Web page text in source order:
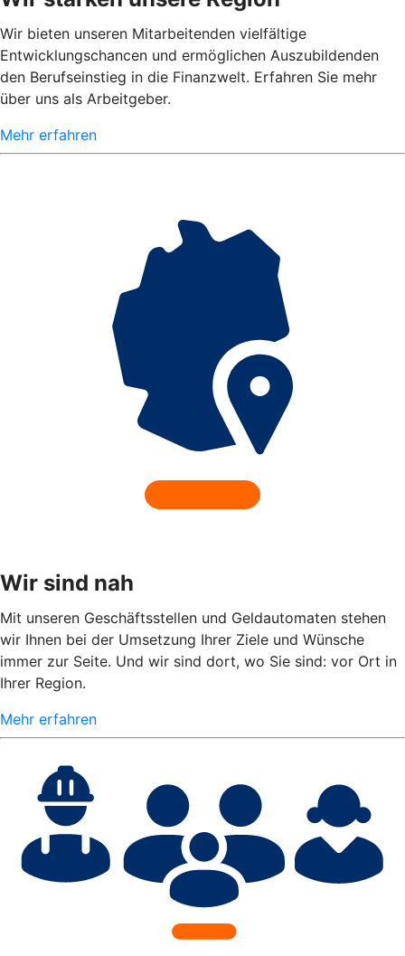
Wir bieten unseren Mitarbeitenden vielfältige
Entwicklungschancen und ermöglichen Auszubildenden
den Berufseinstieg in die Finanzwelt. Erfahren Sie mehr
über uns als Arbeitgeber.
Mehr erfahren
Wir sind nah
Mit unseren Geschäftsstellen und Geldautomaten stehen
wir Ihnen bei der Umsetzung Ihrer Ziele und Wünsche
immer zur Seite. Und wir sind dort, wo Sie sind: vor Ort in
Ihrer Region.
Mehr erfahren